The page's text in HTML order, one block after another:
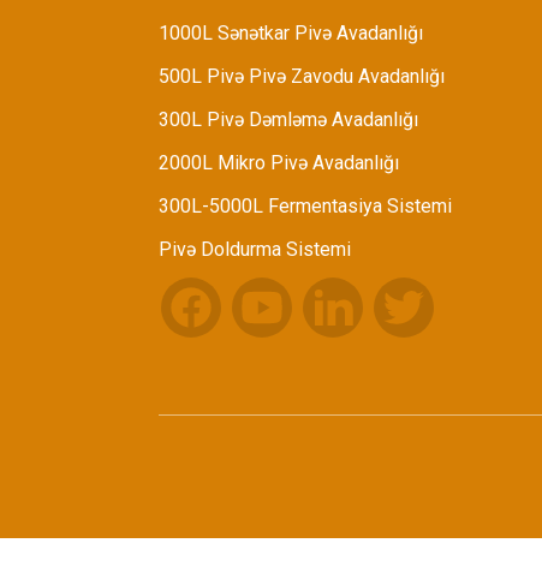
1000L Sənətkar Pivə Avadanlığı
500L Pivə Pivə Zavodu Avadanlığı
300L Pivə Dəmləmə Avadanlığı
2000L Mikro Pivə Avadanlığı
300L-5000L Fermentasiya Sistemi
Pivə Doldurma Sistemi